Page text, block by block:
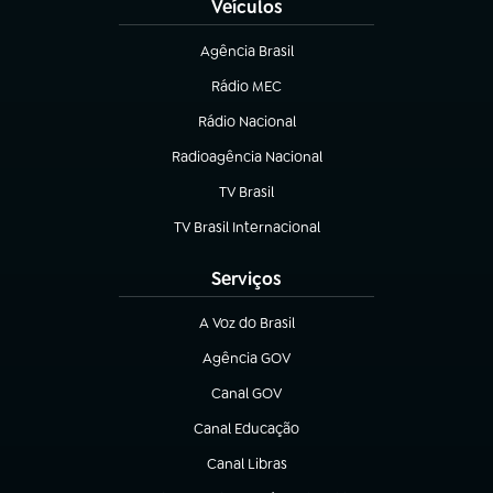
Veículos
Agência Brasil
(abre em nova aba)
Rádio MEC
Rádio Nacional
(abre em nova aba)
Radioagência Nacional
(abre em nova aba)
TV Brasil
(abre em nova aba)
TV Brasil Internacional
(abre em nova aba)
Serviços
A Voz do Brasil
(abre em nova aba)
Agência GOV
(abre em nova aba)
Canal GOV
(abre em nova aba)
Canal Educação
(abre em nova aba)
Canal Libras
(abre em nova aba)